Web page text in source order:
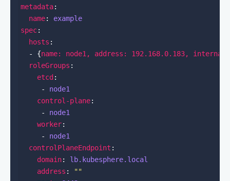
metadata
name: example
spec
hosts
  - {
name: node1, address: 192.168.0.183,
roleGroups
etcd
     -
node1
control-plane
     -
node1
worker
     -
node1
controlPlaneEndpoint
domain: lb.kubesphere.local
address :
""